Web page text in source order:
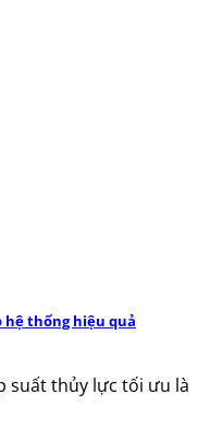
thống hiệu quả
suất thủy lực tối ưu là